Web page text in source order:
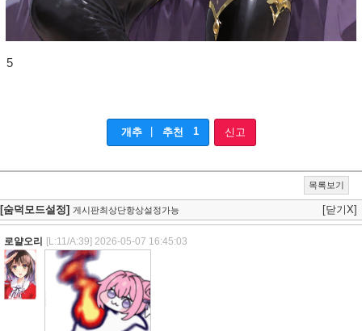
5
개추 추천 1 신고
목록보기
[숨덕모드설정] 게시판최상단항상설정가능 [닫기X]
로얄오리 [L:11/A:39] 2026-05-07 16:45:03